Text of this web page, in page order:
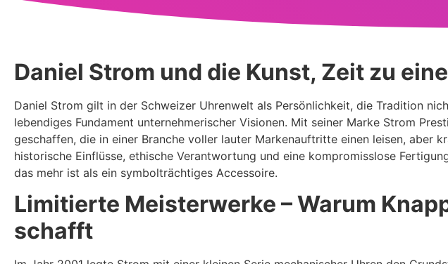
Daniel Strom und die Kunst, Zeit zu
Daniel Strom gilt in der Schweizer Uhrenwelt als Persönlichkeit, die Tradition
lebendiges Fundament unternehmerischer Visionen. Mit seiner Marke Strom
geschaffen, die in einer Branche voller lauter Markenauftritte einen leisen, aber
historische Einflüsse, ethische Verantwortung und eine kompromisslose
das mehr ist als ein symbolträchtiges Accessoire.
Limitierte Meisterwerke – Warum
schafft